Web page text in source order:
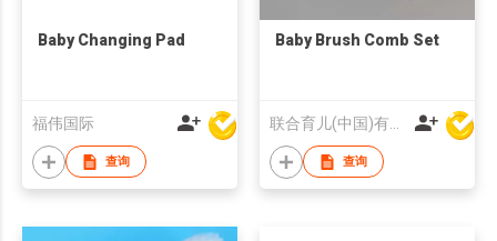
Baby Changing Pad
福伟国际
查询
Baby Brush Comb Set
联合育儿(中国)有限公司
查询